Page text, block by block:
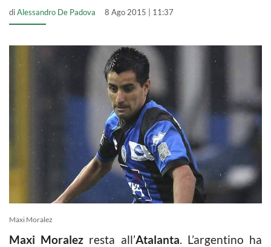
diAlessandro De Padova 8 Ago 2015 | 11:37
Maxi Moralez
Maxi Moralez resta all’Atalanta. L’argentino ha